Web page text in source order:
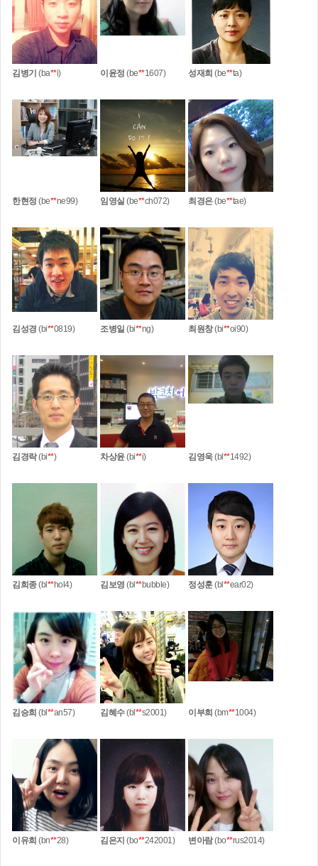
김병기 (ba**i) 이윤정 (be**1607) 성재희 (be**ta)
한현정 (be**ne99) 임영실 (be**ch072) 최경은(be**tae)
김성경 (bi**0819) 조병일 (bi**ng) 최원창(bi**oi90)
김경락(bi**) 차상윤(bi**i) 김영욱(bl **1492)
김희종(bl **hol4) 김보영 (bl **bubble) 정성훈(bl **ear02)
김승희 (bl **an57) 김혜수(bl **s2001) 이부희 (bm**1004)
이유희 (bn**28) 김은지 (bo**242001) 변아람(bo**rus2014)